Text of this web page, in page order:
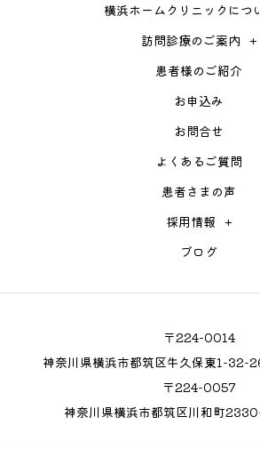
横浜ホームクリニックにつ
訪問診療のご案内
患者様のご紹介
お申込み
お問合せ
よくあるご質問
患者さまの声
採用情報
ブログ
〒224-0014
神奈川県横浜市都筑区牛久保東1-32-
〒224-0057
神奈川県横浜市都筑区川和町